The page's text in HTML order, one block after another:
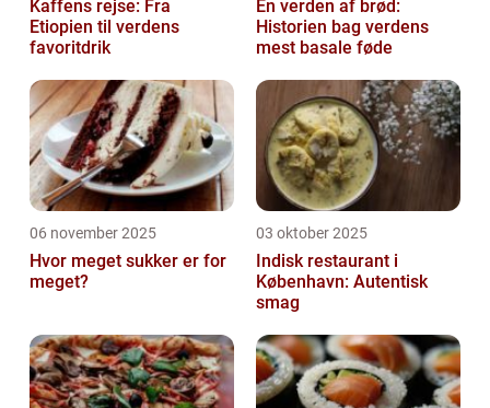
Kaffens rejse: Fra
Etiopien til verdens
favoritdrik
En verden af brød:
Historien bag verdens
mest basale føde
06 november 2025
Hvor meget sukker er for
meget?
03 oktober 2025
Indisk restaurant i
København: Autentisk
smag